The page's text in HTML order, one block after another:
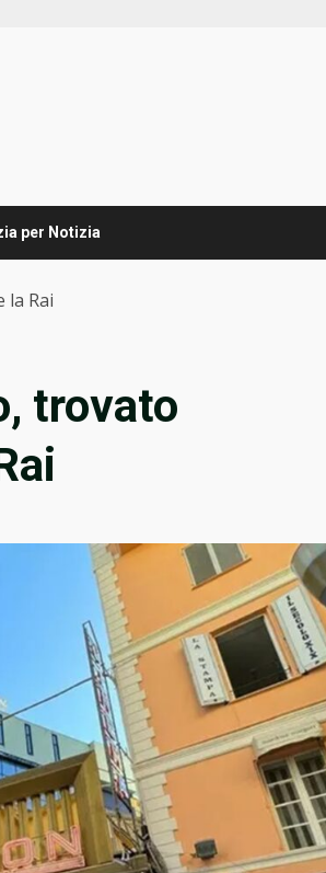
per Notizia
la Rai
trovato